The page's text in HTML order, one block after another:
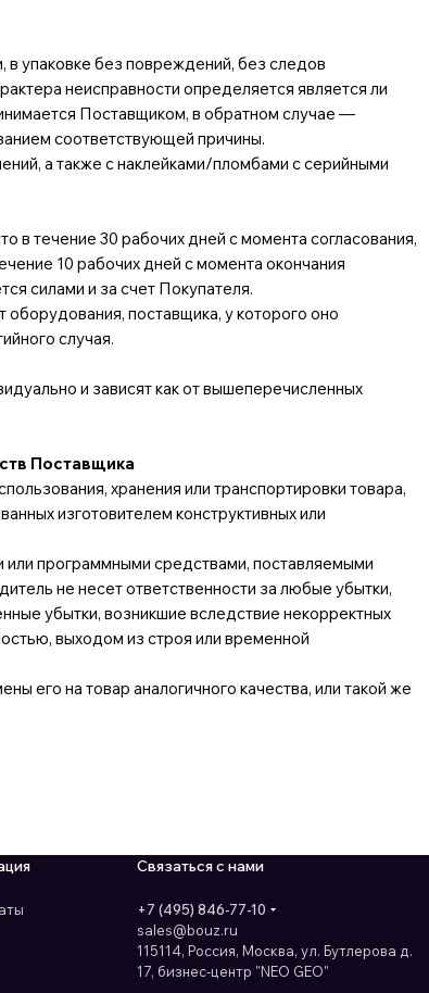
в упаковке без повреждений, без следов
неисправности определяется является ли
Поставщиком, в обратном случае —
соответствующей причины.
а также с наклейками/пломбами с серийными
в течение 30 рабочих дней с момента согласования,
10 рабочих дней с момента окончания
силами и за счет Покупателя.
оборудования, поставщика, у которого оно
случая.
и зависят как от вышеперечисленных
Поставщика
хранения или транспортировки товара,
изготовителем конструктивных или
или программными средствами, поставляемыми
не несет ответственности за любые убытки,
убытки, возникшие вследствие некорректных
выходом из строя или временной
его на товар аналогичного качества, или такой же
Связаться с нами
+7 (495) 846-77-10
sales@bouz.ru
115114, Россия, Москва, ул. Бутлерова д.
17, бизнес-центр "NEO GEO"